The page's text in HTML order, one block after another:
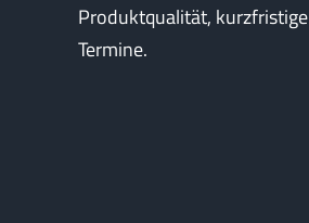
Produktqualität, kurzfristige
Termine.